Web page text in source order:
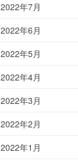
2022年7月
2022年6月
2022年5月
2022年4月
2022年3月
2022年2月
2022年1月